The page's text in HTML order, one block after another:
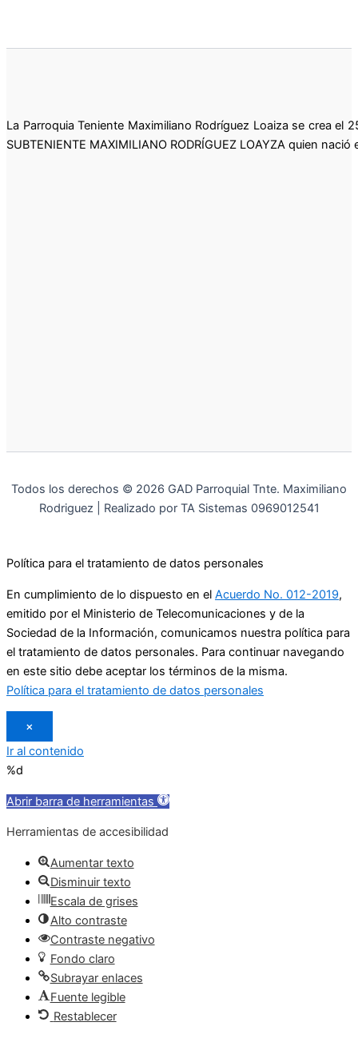
La Parroquia Teniente Maximiliano Rodríguez Loaiza se crea
SUBTENIENTE MAXIMILIANO RODRÍGUEZ LOAYZA quien
Todos los derechos © 2026 GAD Parroquial Tnte. Maximiliano
Rodriguez | Realizado por TA Sistemas 0969012541
Política para el tratamiento de datos personales
En cumplimiento de lo dispuesto en el Acuerdo No. 012-2019,
emitido por el Ministerio de Telecomunicaciones y de la
Sociedad de la Información, comunicamos nuestra política para
el tratamiento de datos personales. Para continuar navegando
en este sitio debe aceptar los términos de la misma.
Política para el tratamiento de datos personales
×
Ir al contenido
%d
Abrir barra de herramientas
Herramientas de accesibilidad
Aumentar texto
Disminuir texto
Escala de grises
Alto contraste
Contraste negativo
Fondo claro
Subrayar enlaces
Fuente legible
Restablecer